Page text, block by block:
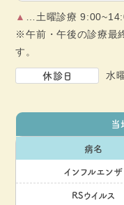
▲
…土曜診療
※午前・午後の診療最
す。
休診日 水
病名
インフルエンザ
RSウイルス